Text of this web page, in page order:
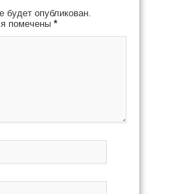
будет опубликован.
помечены *